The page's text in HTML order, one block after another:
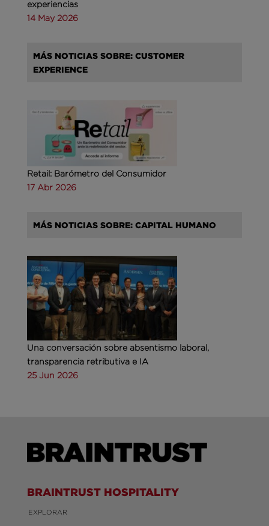
experiencias
14 May 2026
MÁS NOTICIAS SOBRE: CUSTOMER
EXPERIENCE
Retail: Barómetro del Consumidor
17 Abr 2026
MÁS NOTICIAS SOBRE: CAPITAL HUMANO
Una conversación sobre absentismo laboral,
transparencia retributiva e IA
25 Jun 2026
BRAINTRUST HOSPITALITY
EXPLORAR